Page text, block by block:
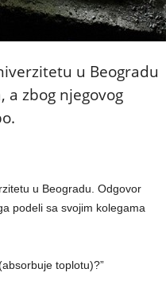
u Beogradu
zbog njegovog
u Beogradu. Odgovor
podeli sa svojim kolegama
toplotu)?”